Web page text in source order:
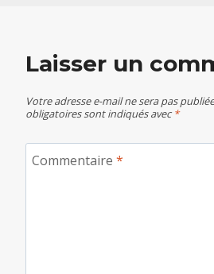
Laisser un
Votre adresse e-mail ne sera pas
obligatoires sont indiqués avec*
Commentaire *